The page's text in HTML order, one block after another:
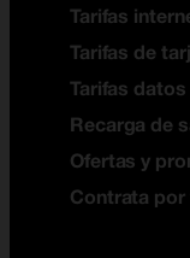
Tarifas
Tarifas de
Tarifas
Recarga de
Ofertas y
Contrata por